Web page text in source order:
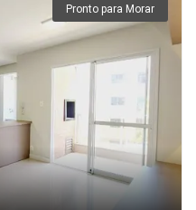
Pronto para Morar